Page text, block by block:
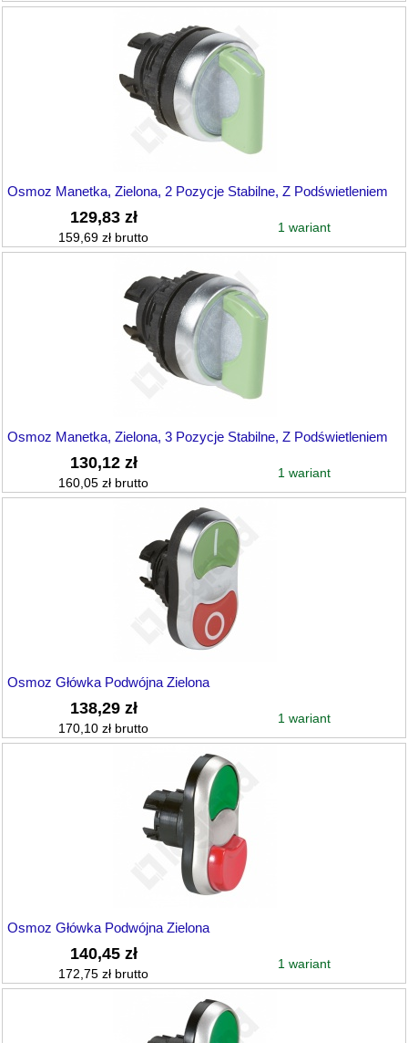
Osmoz Manetka, Zielona, 2 Pozycje Stabilne, Z Podświetleniem
129,83 zł
159,69 zł brutto
1 wariant
Osmoz Manetka, Zielona, 3 Pozycje Stabilne, Z Podświetleniem
130,12 zł
160,05 zł brutto
1 wariant
Osmoz Główka Podwójna Zielona
138,29 zł
170,10 zł brutto
1 wariant
Osmoz Główka Podwójna Zielona
140,45 zł
172,75 zł brutto
1 wariant